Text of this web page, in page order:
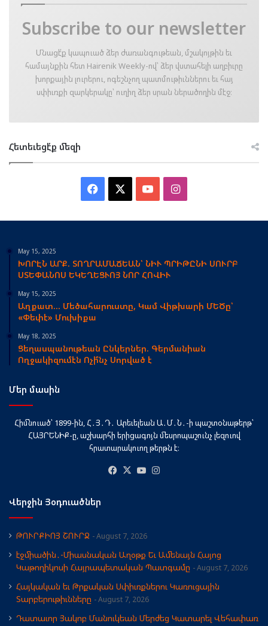
Subscribe to our newsletter
Մնացէ՛ք կապուած ձեր ժառանգութեան, մշակոյթին եւ
համայնքին հետ Hairenik Weekly-ով՝ ձեր վստահելի աղբիւրը
խորքային լուրերու, ոգեշնչող պատմութիւններու եւ հայ
սփիւռքի զարկերակը՝ ուղիղ ձեր սրան ներածողին մէջ։
Հետեւեցէ՛ք մեզի
Facebook YouTubeInstagram
May 15, 2025
ԽՈՐԷՆ ԱՐՔ. ՏՈՂՐԱՄԱՃԵԱՆ՝ ՆԻՒ ՊՐԻԹԸՆԻ ՍՈՒՐԲ
ՍՏԵՓԱՆՈՍ ԵԿԵՂԵՑՒՈՅ ՆՈՐ ՀՈՎԻՒ
May 15, 2025
Աղքատ… Մեծահարուստը, Կամ Վիթխարի ՄԵԾը՝
«Փեփէ» Մուխիքա
May 18, 2025
Ցեղասպանութեան Ընկերներ. Գերմանիան
Ողջակիզումէն Ոչի՞նչ Սորված է
Մեր մասին
Հիմնուած՝ 1899-ին, Հ․Յ․Դ․ Արեւելեան Ա․Մ․Ն․-ի պաշտօնաթերթ՝
ՀԱՅՐԵՆԻՔ-ը, աշխարհի երիցագոյն մեսրոպաշունչ լեզուով
հրատարակուող թերթն է։
Facebook
X YouTube
Վերջին Յօդուածներ
ԹՈՒՐՔԻՈՅ ՇՈՒՐՋ August 7, 2026
էջմիածին․-Միասնական Աղօթք Եւ Ամենայն Հայոց
Կաթողիկոսի Հայրապետական Պատգամը
August 7, 2026
Հայկական եւ Թրքական Սփիւռքներու Կառուցային
Տարբերութիւնները
August 7, 2026
Դատաւոր Յակոբ Մանուկեան Մերժեց Կատարել Վեհափառ